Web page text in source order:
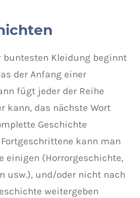
buntesten Kleidung beginnt
der Anfang einer
fügt jeder der Reihe
kann, das nächste Wort
Geschichte
kann man
einigen (Horrorgeschichte,
usw.), und/oder nicht nach
weitergeben